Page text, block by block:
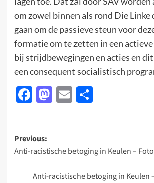
om zowel binnen als rond Die Linke
gaan om de passieve steun voor
formatie om te zetten in een
bij strijdbewegingen en acties en dit
een consequent socialistisch
Facebook
Mastodon
EmailDelen
Post
navigation
Previous:
Anti-racistische betoging in Keulen –
Anti-racistische betoging in Keulen